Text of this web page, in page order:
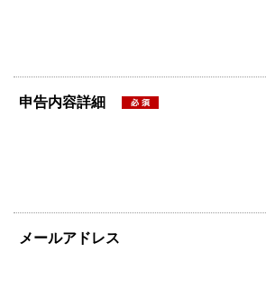
申告内容詳細
メールアドレス